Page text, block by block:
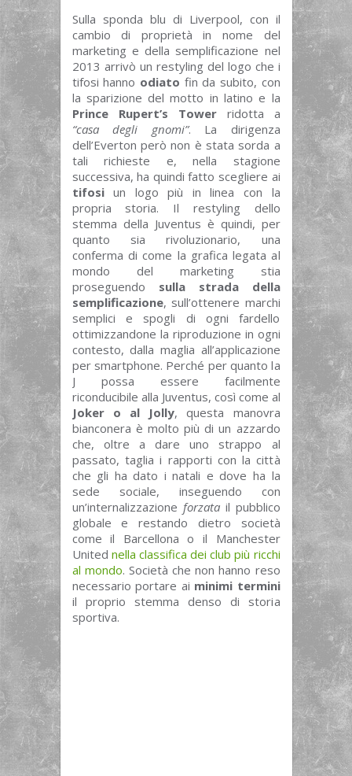
Sulla sponda blu di Liverpool, con il
cambio di proprietà in nome del
marketing e della semplificazione nel
2013 arrivò un restyling del logo che i
tifosi hanno odiato fin da subito, con
la sparizione del motto in latino e la
Prince Rupert’s Towerridotta a
“casa degli gnomi”. La dirigenza
dell’Everton però non è stata sorda a
tali richieste e, nella stagione
successiva, ha quindi fatto scegliere ai
tifosiun logo più in linea con la
propria storia. Il restyling dello
stemma della Juventus è quindi, per
quanto sia rivoluzionario, una
conferma di come la grafica legata al
mondo del marketing stia
proseguendo sulla strada della
semplificazione, sull’ottenere marchi
semplici e spogli di ogni fardello
ottimizzandone la riproduzione in ogni
contesto, dalla maglia all’applicazione
per smartphone. Perché per quanto la
J possa essere facilmente
riconducibile alla Juventus, così come al
Joker o al Jolly, questa manovra
bianconera è molto più di un azzardo
che, oltre a dare uno strappo al
passato, taglia i rapporti con la città
che gli ha dato i natali e dove ha la
sede sociale, inseguendo con
un’internalizzazione forzata il pubblico
globale e restando dietro società
come il Barcellona o il Manchester
United nella classifica dei club più ricchi
al mondo. Società che non hanno reso
necessario portare ai minimi termini
il proprio stemma denso di storia
sportiva.